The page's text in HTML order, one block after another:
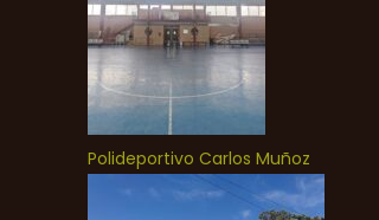
Polideportivo Carlos Muñoz